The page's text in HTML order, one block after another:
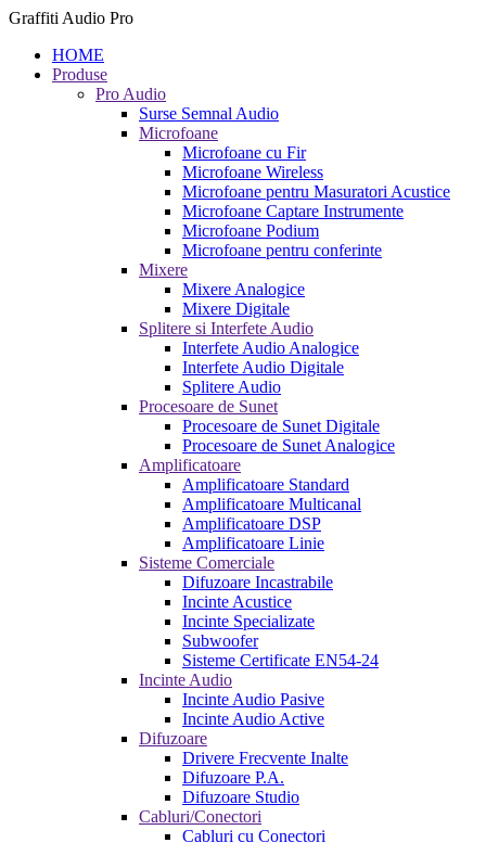
Graffiti Audio Pro
HOME
Produse
Pro Audio
Surse Semnal Audio
Microfoane
Microfoane cu Fir
Microfoane Wireless
Microfoane pentru Masuratori Acustice
Microfoane Captare Instrumente
Microfoane Podium
Microfoane pentru conferinte
Mixere
Mixere Analogice
Mixere Digitale
Splitere si Interfete Audio
Interfete Audio Analogice
Interfete Audio Digitale
Splitere Audio
Procesoare de Sunet
Procesoare de Sunet Digitale
Procesoare de Sunet Analogice
Amplificatoare
Amplificatoare Standard
Amplificatoare Multicanal
Amplificatoare DSP
Amplificatoare Linie
Sisteme Comerciale
Difuzoare Incastrabile
Incinte Acustice
Incinte Specializate
Subwoofer
Sisteme Certificate EN54-24
Incinte Audio
Incinte Audio Pasive
Incinte Audio Active
Difuzoare
Drivere Frecvente Inalte
Difuzoare P.A.
Difuzoare Studio
Cabluri/Conectori
Cabluri cu Conectori